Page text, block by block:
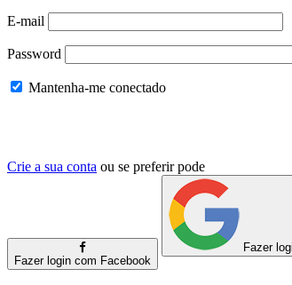
E-mail
Password
Mantenha-me conectado
Crie a sua conta ou se preferir pode
Fazer login com Facebook
Fazer